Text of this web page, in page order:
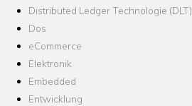
Distributed Ledger Technologie (DLT)
Dos
eCommerce
Elektronik
Embedded
Entwicklung